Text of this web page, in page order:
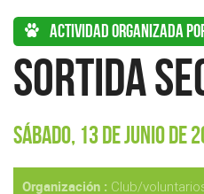
Actividad organizada
Sortida
Sábado, 13 de Junio de
Organización : Club/